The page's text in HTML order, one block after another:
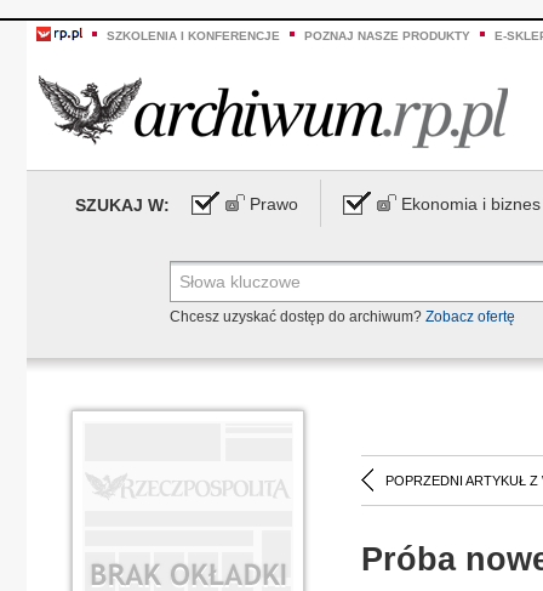
SZKOLENIA I KONFERENCJE POZNAJ NASZE PRODUKTY E-
SZUKAJ W: Prawo Ekonomia i biznes
Chcesz uzyskać dostęp do archiwum? Zobacz ofertę
POPRZEDNI ARTYKUŁ Z
Próba